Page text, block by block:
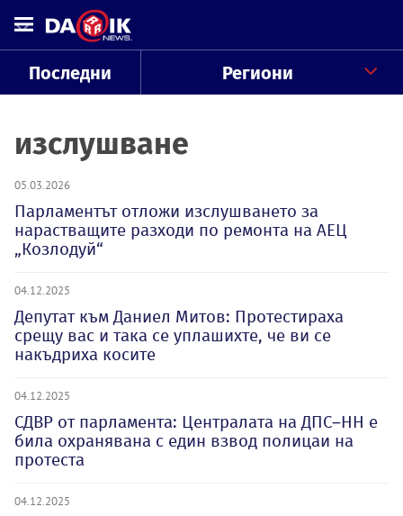
Последни Региони
изслушване
05.03.2026
Парламентът отложи изслушването за
нарастващите разходи по ремонта на АЕЦ
„Козлодуй“
04.12.2025
Депутат към Даниел Митов: Протестираха
срещу вас и така се уплашихте, че ви се
накъдриха косите
04.12.2025
СДВР от парламента: Централата на ДПС–НН е
била охранявана с един взвод полицаи на
протеста
04.12.2025